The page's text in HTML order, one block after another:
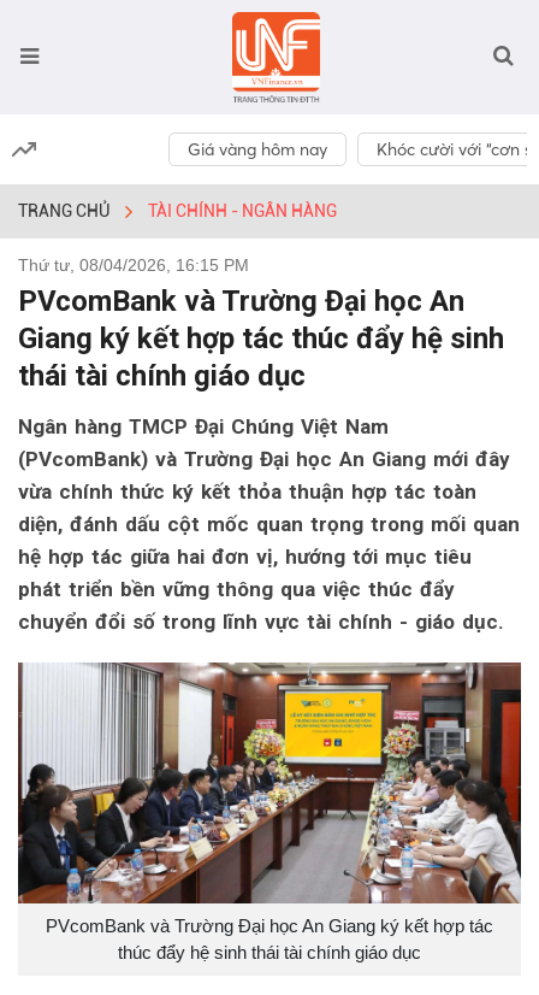
Giá vàng hôm nay Khóc cười với “cơn
TRANG CHỦ TÀI CHÍNH - NGÂN HÀNG
Thứ tư, 08/04/2026, 16:15 PM
PVcomBank và Trường Đại học An
Giang ký kết hợp tác thúc đẩy hệ sinh
thái tài chính giáo dục
Ngân hàng TMCP Đại Chúng Việt Nam
(PVcomBank) và Trường Đại học An Giang mới đây
vừa chính thức ký kết thỏa thuận hợp tác toàn
diện, đánh dấu cột mốc quan trọng trong mối quan
hệ hợp tác giữa hai đơn vị, hướng tới mục tiêu
phát triển bền vững thông qua việc thúc đẩy
chuyển đổi số trong lĩnh vực tài chính - giáo dục.
PVcomBank và Trường Đại học An Giang ký kết hợp tác
thúc đẩy hệ sinh thái tài chính giáo dục